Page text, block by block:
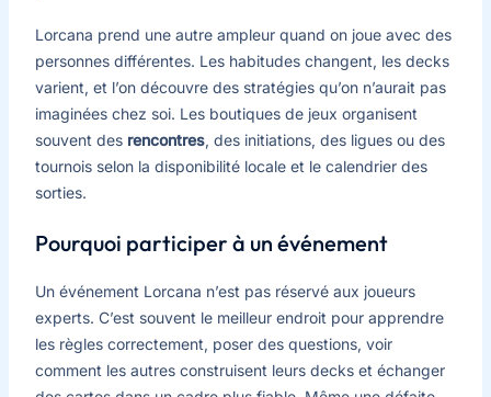
Lorcana prend une autre ampleur quand on joue avec des
personnes différentes. Les habitudes changent, les decks
varient, et l’on découvre des stratégies qu’on n’aurait pas
imaginées chez soi. Les boutiques de jeux organisent
souvent des rencontres, des initiations, des ligues ou des
tournois selon la disponibilité locale et le calendrier des
sorties.
Pourquoi participer à un événement
Un événement Lorcana n’est pas réservé aux joueurs
experts. C’est souvent le meilleur endroit pour apprendre
les règles correctement, poser des questions, voir
comment les autres construisent leurs decks et échanger